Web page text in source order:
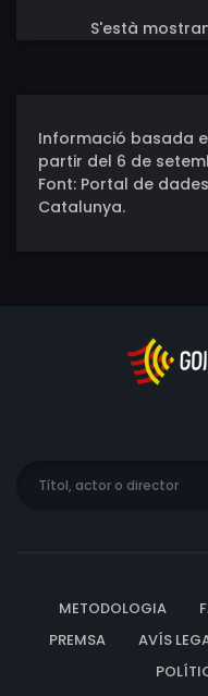
S'està
Informació basada
partir del 6 de
Font: Portal de
Catalunya.
METODOLOGIA
PREMSA
AVÍS